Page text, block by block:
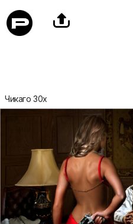

Чикаго 30х